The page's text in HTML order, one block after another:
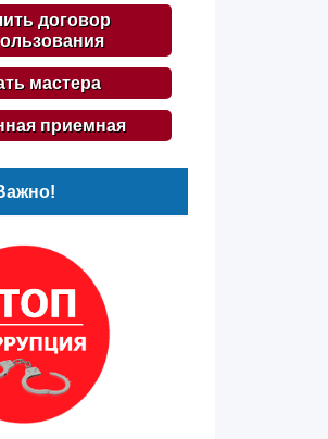
договор
мастера
приемная